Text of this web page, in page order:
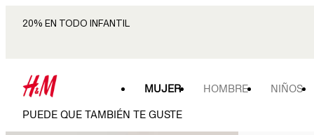
20% EN TODO INFANTIL
MUJER HOMBRE NIÑOS
PUEDE QUE TAMBIÉN TE GUSTE